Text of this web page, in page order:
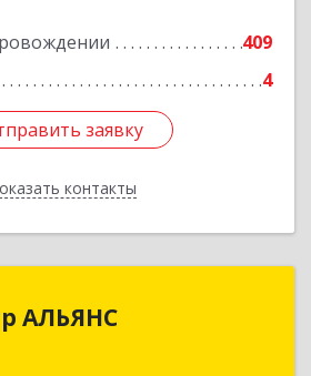
409
4
заявку
контакты
заявку
Назад
АЛЬЯНС
обл, Новоуральск г, Льва